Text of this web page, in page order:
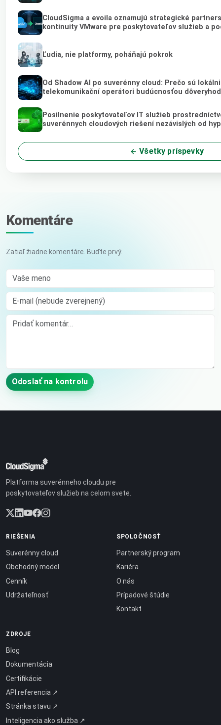
CloudSigma a evoila oznamujú strategické
kontinuity VMware pre poskytovateľov služieb a
Ľudia, nie platformy, poháňajú pokrok
Od Shadow AI po suverénny cloud: Prečo sú
telekomunikační operátori budúcnosťou
Posilnenie poskytovateľov IT služieb
suverénnych cloudových riešení nezávislých od
Všetky príspevky
Komentáre
Zatiaľ žiadne komentáre. Buďte prvý.
Vaše meno
E-mail (nebude zverejnený)
Comment
Odoslať na kontrolu
Platforma suverénneho cloudu pre
poskytovateľov služieb na celom svete.
RIEŠENIA
Suverénny cloud
Obchodný model
Cenník
Udržateľnosť
SPOLOČNOSŤ
Partnerský program
Kariéra
O nás
Prípadové štúdie
Kontakt
ZDROJE
Blog
Dokumentácia
Certifikácie
API referencia ↗
Stránka stavu ↗
Inteligencia ako služba ↗